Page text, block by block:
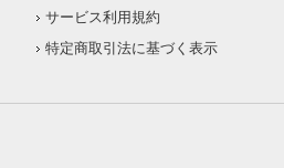
サービス利用規約
特定商取引法に基づく表示